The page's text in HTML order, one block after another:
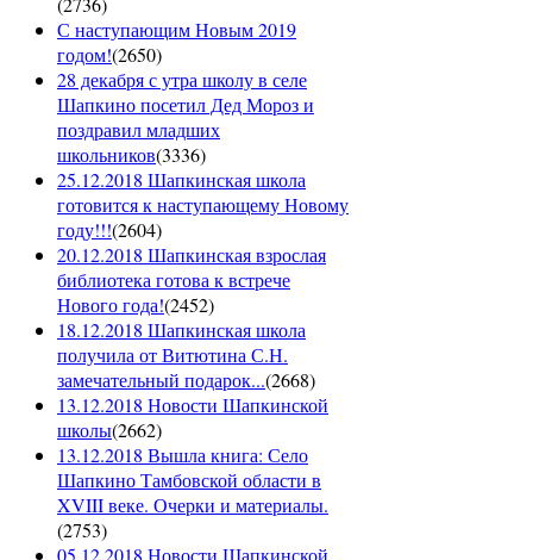
С наступающим Новым 2019
годом!(2650)
28 декабря с утра школу в селе
Шапкино посетил Дед Мороз и
поздравил младших
школьников(3336)
25.12.2018 Шапкинская школа
готовится к наступающему Новому
году!!!(2604)
20.12.2018 Шапкинская взрослая
библиотека готова к встрече
Нового года!(2452)
18.12.2018 Шапкинская школа
получила от Витютина С.Н.
замечательный подарок...(2668)
13.12.2018 Новости Шапкинской
школы(2662)
13.12.2018 Вышла книга: Село
Шапкино Тамбовской области в
XVIII веке. Очерки и материалы.
(2753)
05.12.2018 Новости Шапкинской